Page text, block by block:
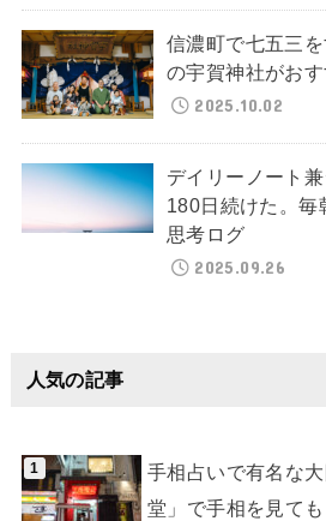
信濃町で七五三
の宇賀神社がお
2025.10.02
デイリーノート
180日続けた。毎
思考ログ
2025.09.26
人気の記事
手相占いで有名な
堂」で手相を見て